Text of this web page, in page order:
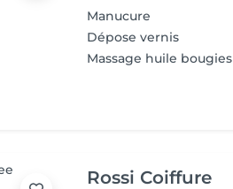
Manucure
Dépose vernis
Massage huile bougies
Rossi Coiffure